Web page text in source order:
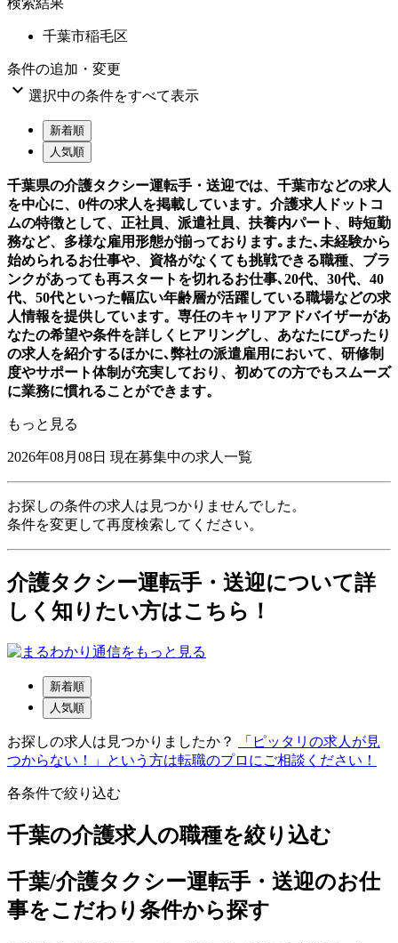
千葉市稲毛区
条件の追加・変更
 選択中の条件をすべて表示
新着順
人気順
千葉県の介護タクシー運転手・送迎では、千葉市などの求人
を中心に、0件の求人を掲載しています。介護求人ドットコ
ムの特徴として、正社員、派遣社員、扶養内パート、時短勤
務など、多様な雇用形態が揃っております｡また､未経験から
始められるお仕事や、資格がなくても挑戦できる職種、ブラ
ンクがあっても再スタートを切れるお仕事､20代、30代、40
代、50代といった幅広い年齢層が活躍している職場などの求
人情報を提供しています。専任のキャリアアドバイザーがあ
なたの希望や条件を詳しくヒアリングし、あなたにぴったり
の求人を紹介するほかに､弊社の派遣雇用において、研修制
度やサポート体制が充実しており、初めての方でもスムーズ
に業務に慣れることができます。
もっと見る
2026年08月08日 現在募集中の求人一覧
お探しの条件の求人は見つかりませんでした。
条件を変更して再度検索してください。
介護タクシー運転手・送迎について詳
しく知りたい方はこちら！
新着順
人気順
お探しの求人は見つかりましたか？
「ピッタリの求人が見
つからない！」という方は転職のプロにご相談ください！
各条件で絞り込む
千葉の介護求人の職種を絞り込む
千葉/介護タクシー運転手・送迎のお仕
事をこだわり条件から探す